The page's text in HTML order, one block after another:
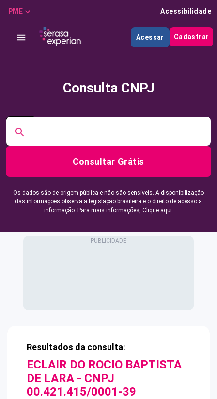
PME Acessibilidade
Acessar Cadastrar
Consulta CNPJ
Consultar Grátis
Os dados são de origem pública e não são sensíveis. A disponibilização
das informações observa a legislação brasileira e o direito de acesso à
informação. Para mais informações, Clique aqui.
Resultados da consulta:
ECLAIR DO ROCIO BAPTISTA
DE LARA - CNPJ
00.421.415/0001-39